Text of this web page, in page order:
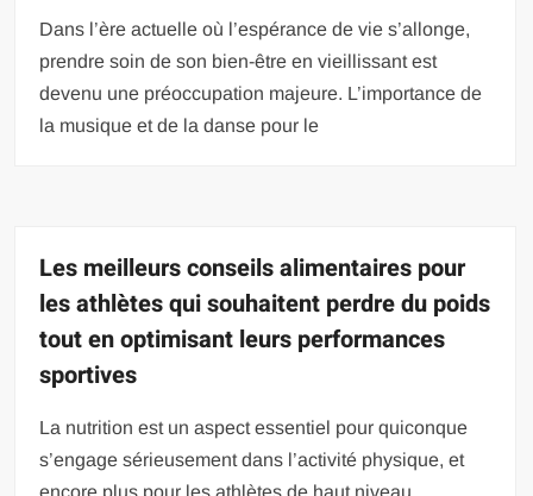
Dans l’ère actuelle où l’espérance de vie s’allonge,
prendre soin de son bien-être en vieillissant est
devenu une préoccupation majeure. L’importance de
la musique et de la danse pour le
Les meilleurs conseils alimentaires pour
les athlètes qui souhaitent perdre du poids
tout en optimisant leurs performances
sportives
La nutrition est un aspect essentiel pour quiconque
s’engage sérieusement dans l’activité physique, et
encore plus pour les athlètes de haut niveau.